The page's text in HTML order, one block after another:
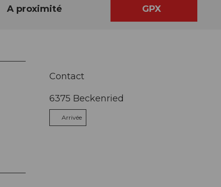
A proximité GPX
Contact
6375 Beckenried
Arrivée